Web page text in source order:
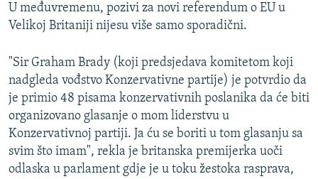
U međuvremenu, pozivi za novi referendum o EU u
Velikoj Britaniji nijesu više samo sporadični.
"Sir Graham Brady (koji predsjedava komitetom koji
nadgleda vođstvo Konzervativne partije) je potvrdio da
je primio 48 pisama konzervativnih poslanika da će biti
organizovano glasanje o mom liderstvu u
Konzervativnoj partiji. Ja ću se boriti u tom glasanju sa
svim što imam", rekla je britanska premijerka uoči
odlaska u parlament gdje je u toku žestoka rasprava,